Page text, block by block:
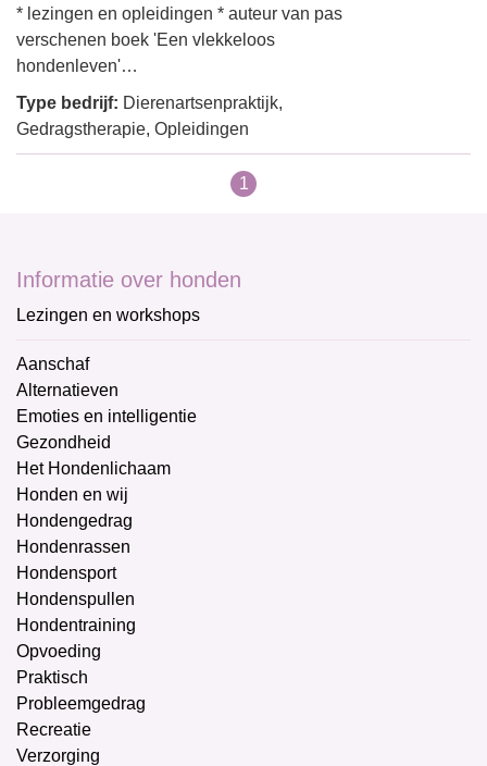
* lezingen en opleidingen * auteur van pas
verschenen boek 'Een vlekkeloos
hondenleven'…
Type bedrijf: Dierenartsenpraktijk,
Gedragstherapie, Opleidingen
1
Informatie over honden
Lezingen en workshops
Aanschaf
Alternatieven
Emoties en intelligentie
Gezondheid
Het Hondenlichaam
Honden en wij
Hondengedrag
Hondenrassen
Hondensport
Hondenspullen
Hondentraining
Opvoeding
Praktisch
Probleemgedrag
Recreatie
Verzorging